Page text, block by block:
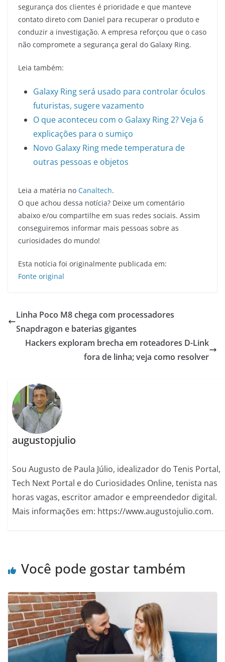
segurança dos clientes é prioridade e que manteve
contato direto com Daniel para recuperar o produto e
conduzir a investigação. A empresa reforçou que o caso
não compromete a segurança geral do Galaxy Ring.
Leia também:
Galaxy Ring será usado para controlar óculos
futuristas, sugere vazamento
O que aconteceu com o Galaxy Ring 2? Veja 6
explicações para o sumiço
Novo Galaxy Ring mede temperatura de
outras pessoas e objetos
Leia a matéria no Canaltech.
O que achou dessa notícia? Deixe um comentário
abaixo e/ou compartilhe em suas redes sociais. Assim
conseguiremos informar mais pessoas sobre as
curiosidades do mundo!
Esta notícia foi originalmente publicada em:
Fonte original
Linha Poco M8 chega com processadores
Snapdragon e baterias gigantes
Hackers exploram brecha em roteadores D-Link
fora de linha; veja como resolver
augustopjulio
Sou Augusto de Paula Júlio, idealizador do Tenis Portal,
Tech Next Portal e do Curiosidades Online, tenista nas
horas vagas, escritor amador e empreendedor digital.
Mais informações em: https://www.augustojulio.com.
Você pode gostar também